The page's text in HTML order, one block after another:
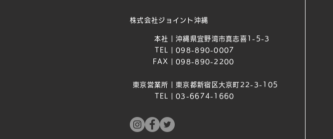
株式会社ジョイント沖縄
本社｜
TEL｜
FAX｜
東京営業所｜
TEL｜
沖縄県宜野湾市真志喜1-5-3
098-890-0007
098-890-2200
東京都新宿区大京町22-3-105
03-6674-1660